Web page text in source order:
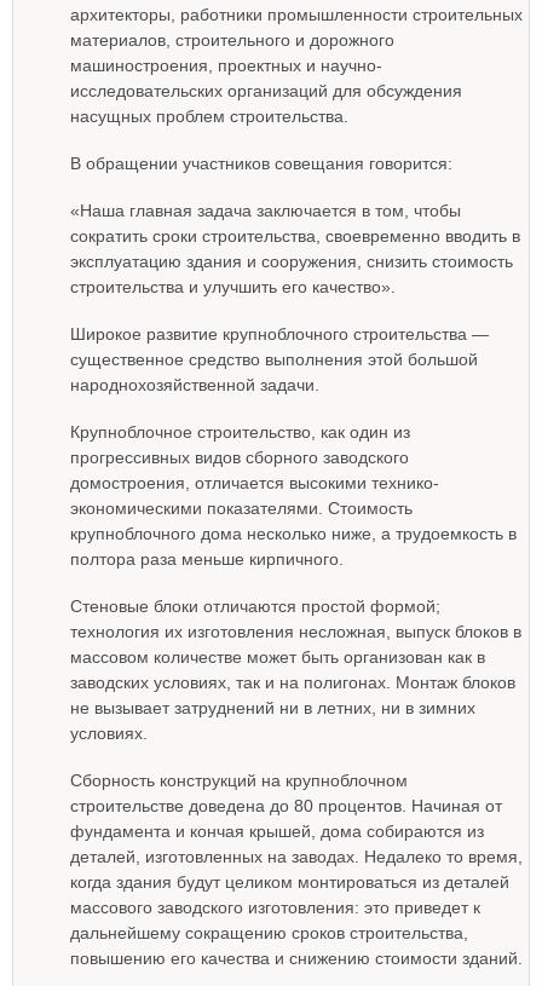
архитекторы, работники промышленности строительных
материалов, строительного и дорожного
машиностроения, проектных и научно-
исследовательских организаций для обсуждения
насущных проблем строительства.
В обращении участников совещания говорится:
«Наша главная задача заключается в том, чтобы
сократить сроки строительства, своевременно вводить в
эксплуатацию здания и сооружения, снизить стоимость
строительства и улучшить его качество».
Широкое развитие крупноблочного строительства —
существенное средство выполнения этой большой
народнохозяйственной задачи.
Крупноблочное строительство, как один из
прогрессивных видов сборного заводского
домостроения, отличается высокими технико-
экономическими показателями. Стоимость
крупноблочного дома несколько ниже, а трудоемкость в
полтора раза меньше кирпичного.
Стеновые блоки отличаются простой формой;
технология их изготовления несложная, выпуск блоков в
массовом количестве может быть организован как в
заводских условиях, так и на полигонах. Монтаж блоков
не вызывает затруднений ни в летних, ни в зимних
условиях.
Сборность конструкций на крупноблочном
строительстве доведена до 80 процентов. Начиная от
фундамента и кончая крышей, дома собираются из
деталей, изготовленных на заводах. Недалеко то время,
когда здания будут целиком монтироваться из деталей
массового заводского изготовления: это приведет к
дальнейшему сокращению сроков строительства,
повышению его качества и снижению стоимости зданий.